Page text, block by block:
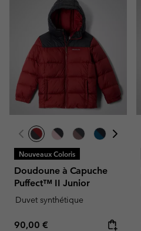
Nouveaux Coloris
Doudoune à Capuche
Puffect™ II Junior
Duvet synthétique
Regular price:
90,00 €